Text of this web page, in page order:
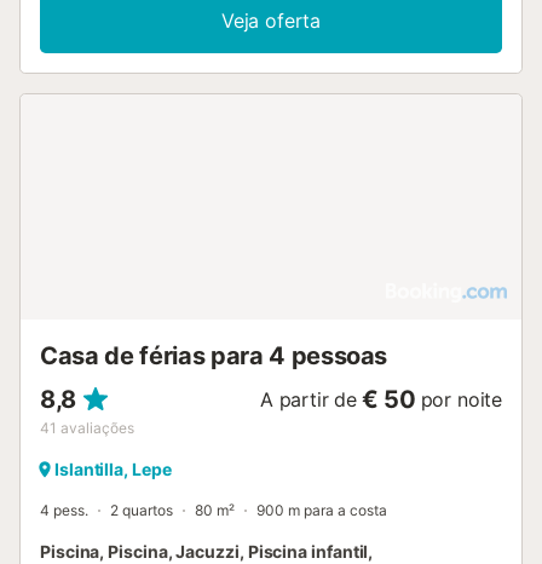
Veja oferta
Casa de férias para 4 pessoas
8,8
41 avaliações
A partir de € 50 por noite
Islantilla, Lepe
4 pess. 2 quartos 80 m² 900 m para a costa
Piscina, Piscina, Jacuzzi, Piscina infantil,